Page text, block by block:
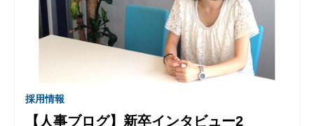
採用情報
【人事ブログ】新卒インタビュー2